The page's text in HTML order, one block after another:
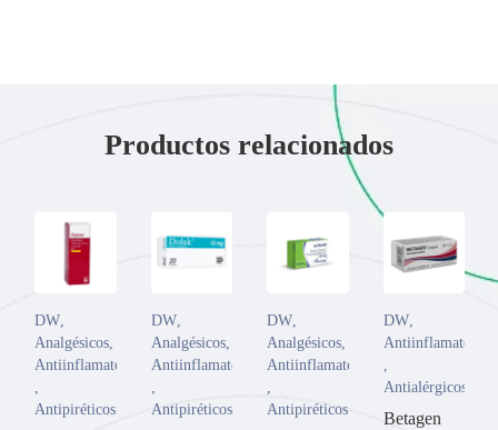
Productos relacionados
DW,
Analgésicos,
Antiinflamatorios
,
Antipiréticos
DW,
Analgésicos,
Antiinflamatorios
,
Antipiréticos
DW,
Analgésicos,
Antiinflamatorios
,
Antipiréticos
DW,
Antiinflamatorios
,
Antialérgicos
Betagen